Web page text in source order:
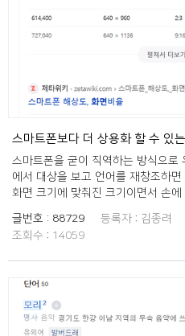
을 수 없었습니다. 그러므로 '차단'이
손님을 응대해야 하는 가게에서도
마련해보기로 하였습니다. 부산 우
동을 하며 만난 부산 시민들의 의견
더'의 다듬은 말을 마련한 결과는 다
는 시간, 휴식 시간, 재충전 시간 라
을 발휘한다고 생각합니다. 많은 사
련하고자 노력한 부산 우리말 가꿈
습니다.
스마트폰보다 더 상용화 할 수 있
스마트폰을 굳이 직역하는 방식으로
에서 대상을 보고 언어를 재창조하
화면 크기에 맞춰진 크기이면서 손
고도 부를 수 있습니다. '손전화기'라
글번호 : 88729 등록자 : 김종려
조회수 : 14059